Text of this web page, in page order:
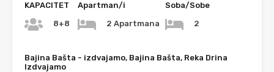
KAPACITET
8+8
Apartman/i
2 Apartmana
Soba/Sobe
2
Bajina Bašta - izdvajamo, Bajina Bašta, Reka Drina
Izdvajamo